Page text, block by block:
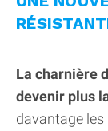
La charnière
devenir plus
davantage